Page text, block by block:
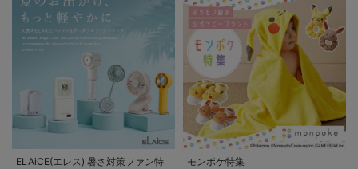
ELAiCE(エレス) 暑さ対策ファン特
モンポケ特集